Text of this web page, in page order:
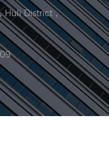
Huli District，